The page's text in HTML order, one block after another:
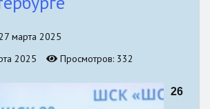
марта 2025
2025
Просмотров: 332
26